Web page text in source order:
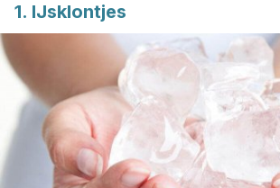
1. IJsklontjes